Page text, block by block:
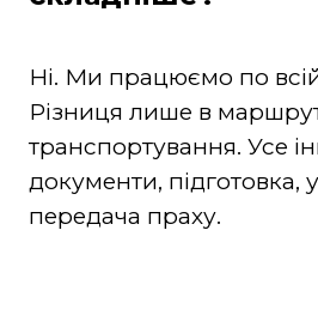
Ні. Ми працюємо по
Різниця лише в
транспортування. Усе
документи, підготовка,
передача праху.